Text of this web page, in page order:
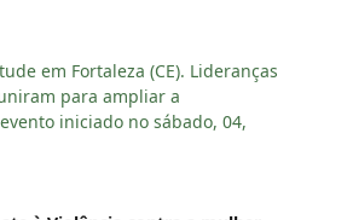
em Fortaleza (CE). Lideranças
para ampliar a
iniciado no sábado, 04,